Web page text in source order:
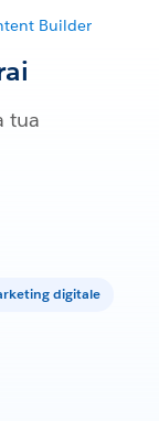
Builder
tua
digitale